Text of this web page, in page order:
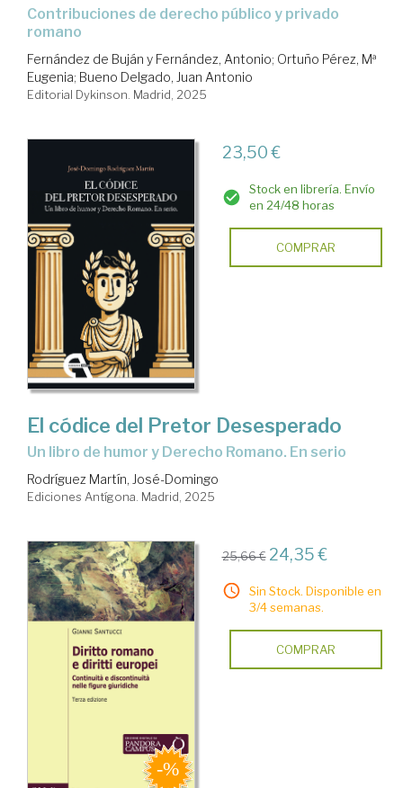
Contribuciones de derecho público y privado
romano
Fernández de Buján y Fernández, Antonio; Ortuño Pérez, Mª
Eugenia; Bueno Delgado, Juan Antonio
Editorial Dykinson. Madrid, 2025
23,50 €
Stock en librería. Envío
en 24/48 horas
COMPRAR
El códice del Pretor Desesperado
un libro de humor y Derecho Romano. En serio
Rodríguez Martín, José-Domingo
Ediciones Antígona. Madrid, 2025
25,66 € 24,35 €
Sin Stock. Disponible en
3/4 semanas.
COMPRAR